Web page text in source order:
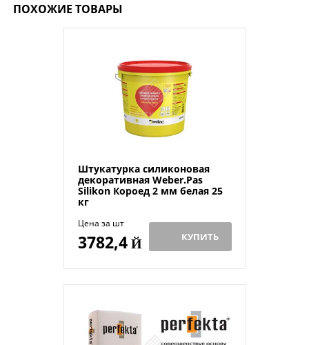
ПОХОЖИЕ ТОВАРЫ
Штукатурка силиконовая
декоративная Weber.Pas
Silikon Короед 2 мм белая 25
кг
Цена за шт
3782,4Й КУПИТЬ